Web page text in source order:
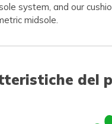
system, and our
midsole.
del